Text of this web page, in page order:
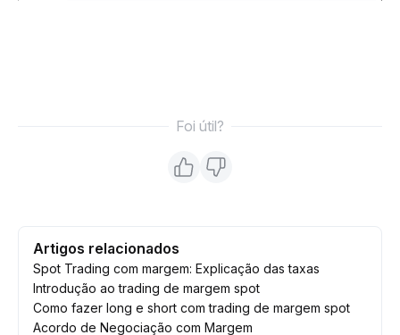
Foi útil?
Artigos relacionados
Spot Trading com margem: Explicação das taxas
Introdução ao trading de margem spot
Como fazer long e short com trading de margem spot
Acordo de Negociação com Margem